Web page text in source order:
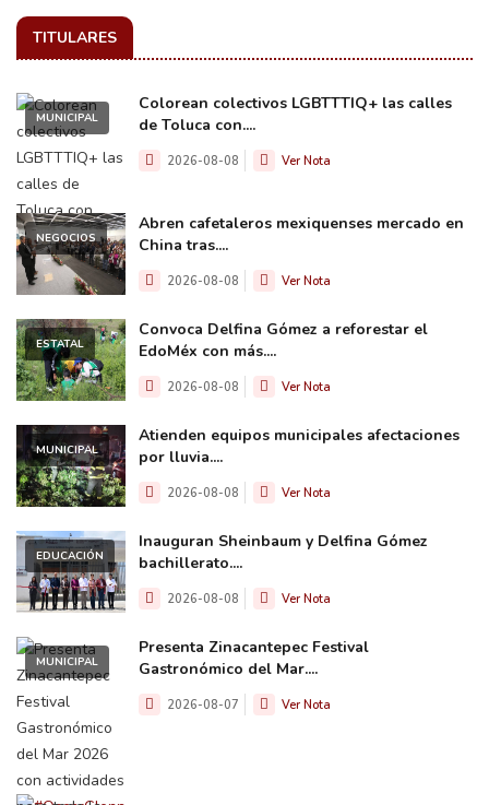
TITULARES
MUNICIPAL
Colorean colectivos LGBTTTIQ+ las calles
de Toluca con....
2026-08-08 Ver Nota
NEGOCIOS
Abren cafetaleros mexiquenses mercado en
China tras....
2026-08-08 Ver Nota
ESTATAL
Convoca Delfina Gómez a reforestar el
EdoMéx con más....
2026-08-08 Ver Nota
MUNICIPAL
Atienden equipos municipales afectaciones
por lluvia....
2026-08-08 Ver Nota
EDUCACIÓN
Inauguran Sheinbaum y Delfina Gómez
bachillerato....
2026-08-08 Ver Nota
MUNICIPAL
Presenta Zinacantepec Festival
Gastronómico del Mar....
2026-08-07 Ver Nota